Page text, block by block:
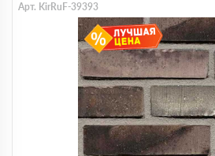
Арт. KirRuF-39393